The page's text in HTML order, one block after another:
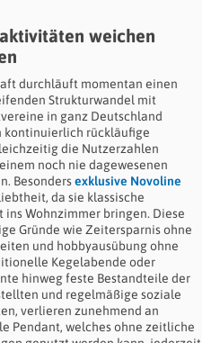
weichen
durchläuft momentan einen
Strukturwandel mit
in ganz Deutschland
kontinuierlich rückläufige
die Nutzerzahlen
noch nie dagewesenen
Besondersexklusive Novoline
da sie klassische
Wohnzimmer bringen. Diese
Gründe wie Zeitersparnis ohne
und hobbyausübung ohne
Kegelabende oder
hinweg feste Bestandteile der
und regelmäßige soziale
verlieren zunehmend an
Pendant, welches ohne zeitliche